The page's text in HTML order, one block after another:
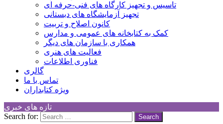
تاسیس و تجهیز کارگاه های فنی-حرفه ای
تجهیز آزمایشگاه های دبستانی
کانون اصلاح و تربیت
کمک به کتابخانه های عمومی و مدارس
همکاری با سازمان های دیگر
فعالیت های هنری
فناوری اطلاعات
گالری
تماس با ما
ویژه کتابداران
تازه های خبری
Search for: